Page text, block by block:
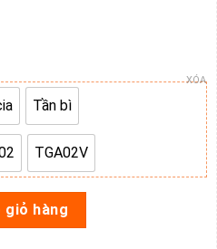
₫
₫
Tần bì
Tần bì
TGA02V
TGA02V
XÓA
giỏ hàng